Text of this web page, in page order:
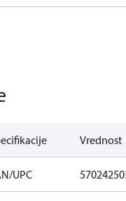
Vrednost
UPC